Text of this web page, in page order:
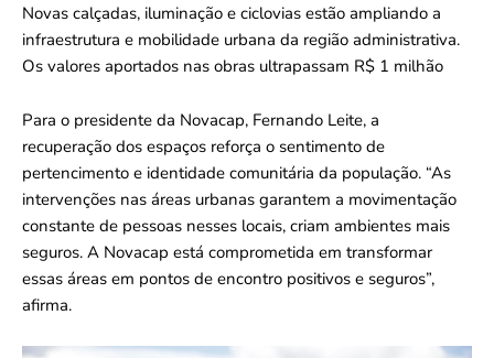
Novas calçadas, iluminação e ciclovias estão ampliando a
infraestrutura e mobilidade urbana da região administrativa.
Os valores aportados nas obras ultrapassam R$ 1 milhão
Para o presidente da Novacap, Fernando Leite, a
recuperação dos espaços reforça o sentimento de
pertencimento e identidade comunitária da população. “As
intervenções nas áreas urbanas garantem a movimentação
constante de pessoas nesses locais, criam ambientes mais
seguros. A Novacap está comprometida em transformar
essas áreas em pontos de encontro positivos e seguros”,
afirma.